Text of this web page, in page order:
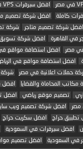
افضل سيرفرات VPS في القاهرة
كاملة افضل شركة تصميم
افضل شركة تصميم متاجر شركة
في القاهرة
افضل شركة تسويق
مصر
افضل استضافة مواقع
افضل استضافة مواقع في
حملات اعلانية في مصر شركة
مكاتب المحاماة والقضايا افضل
تصميم موقع رياضي افضل
افضل شركة تصميم ويب
تطبيق حراج افضل سكربت حراج
افضل سيرفرات في السعودية
في السعودية
افضل تصميم